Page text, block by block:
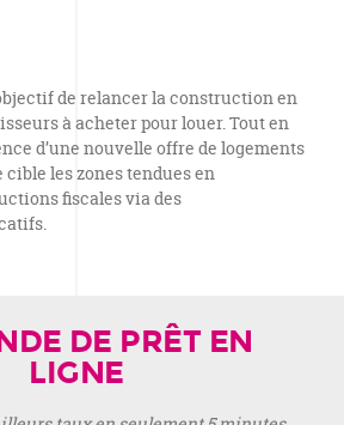
de relancer la construction en
à acheter pour louer. Tout en
d’une nouvelle offre de logements
les zones tendues en
fiscales via des
DE PRÊT EN
LIGNE